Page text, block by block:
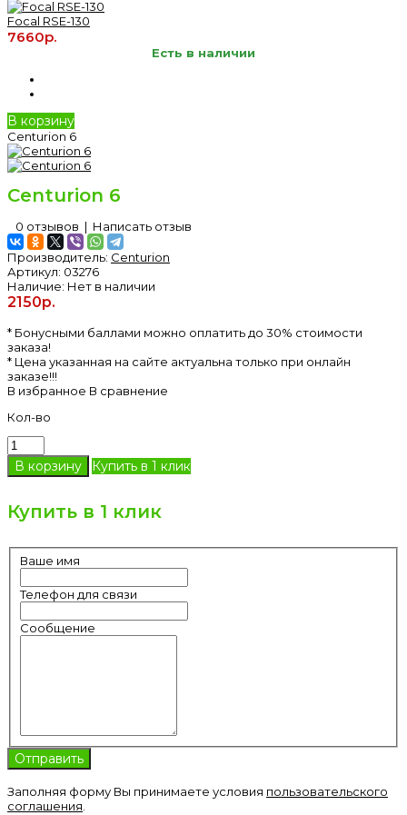
Focal RSE-130
7660р.
Есть в наличии
В корзину
Centurion 6
Centurion 6
0 отзывов | Написать отзыв
Производитель: Centurion
Артикул: 03276
Наличие: Нет в наличии
2150р.
* Бонусными баллами можно оплатить до 30% стоимости
заказа!
* Цена указанная на сайте актуальна только при онлайн
заказе!!!
В избранное В сравнение
Кол-во
Купить в 1 клик
Купить в 1 клик
Ваше имя
Телефон для связи
Сообщение
Заполняя форму Вы принимаете условия пользовательского
соглашения